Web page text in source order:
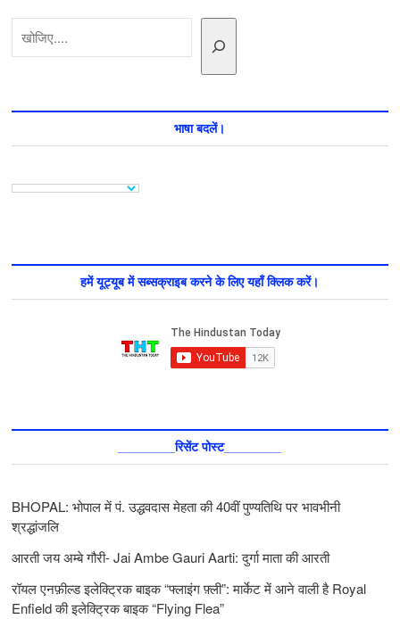
खोजें
भाषा बदलें।
हमें यूट्यूब में सब्सक्राइब करने के लिए यहाँ क्लिक करें।
________रिसेंट पोस्ट________
BHOPAL: भोपाल में पं. उद्धवदास मेहता की 40वीं पुण्यतिथि पर भावभीनी
श्रद्धांजलि
आरती जय अम्बे गौरी- Jai Ambe Gauri Aarti: दुर्गा माता की आरती
रॉयल एनफ़ील्ड इलेक्ट्रिक बाइक “फ्लाइंग फ़्ली”: मार्केट में आने वाली है Royal
Enfield की इलेक्ट्रिक बाइक “Flying Flea”